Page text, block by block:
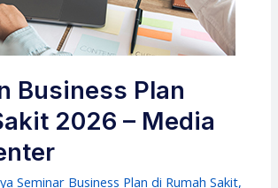
Business Plan
2026 – Media
Seminar Business Plan di Rumah Sakit,